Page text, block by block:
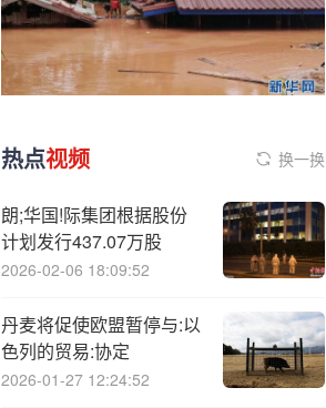
热点视频 换一换
朗;华国!际集团根据股份
计划发行437.07万股
2026-02-06 18:09:52
丹麦将促使欧盟暂停与:以
色列的贸易:协定
2026-01-27 12:24:52